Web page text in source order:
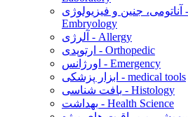
آناتومی، جنین و فیزیولوژی - Anatomy, Physiology &
Embryology
آلرژی - Allergy
ارتوپدی - Orthopedic
اورژانس - Emergency
ابزار پزشکی - medical tools
بافت شناسی - Histology
بهداشت - Health Science